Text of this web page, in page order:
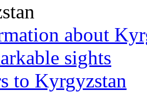
about
sights
to Kyrgyzstan